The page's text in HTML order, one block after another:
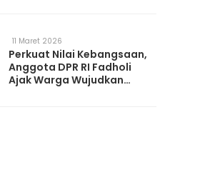
11 Maret 2026
Perkuat Nilai Kebangsaan,
Anggota DPR RI Fadholi
Ajak Warga Wujudkan